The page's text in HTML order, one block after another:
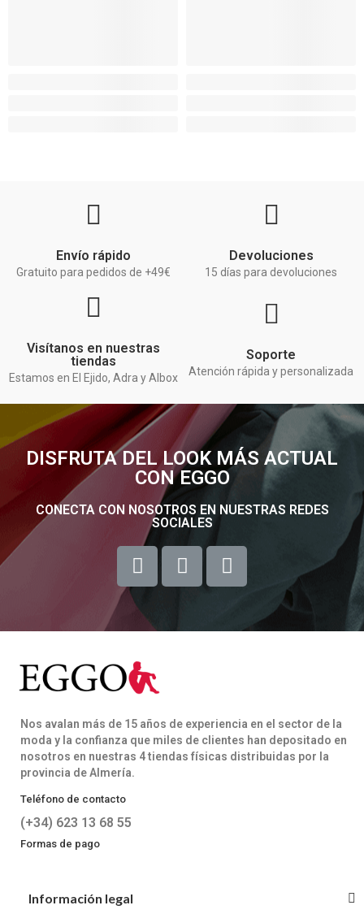
Envío rápido
Gratuito para pedidos de +49€
Devoluciones
15 días para devoluciones
Visítanos en nuestras
tiendas
Estamos en El Ejido, Adra y Albox
Soporte
Atención rápida y personalizada
DISFRUTA DEL LOOK MÁS ACTUAL
CON EGGO
CONECTA CON NOSOTROS EN NUESTRAS REDES
SOCIALES
Nos avalan más de 15 años de experiencia en el sector de la
moda y la confianza que miles de clientes han depositado en
nosotros en nuestras 4 tiendas físicas distribuidas por la
provincia de Almería.
Teléfono de contacto
(+34) 623 13 68 55
Formas de pago
Información legal